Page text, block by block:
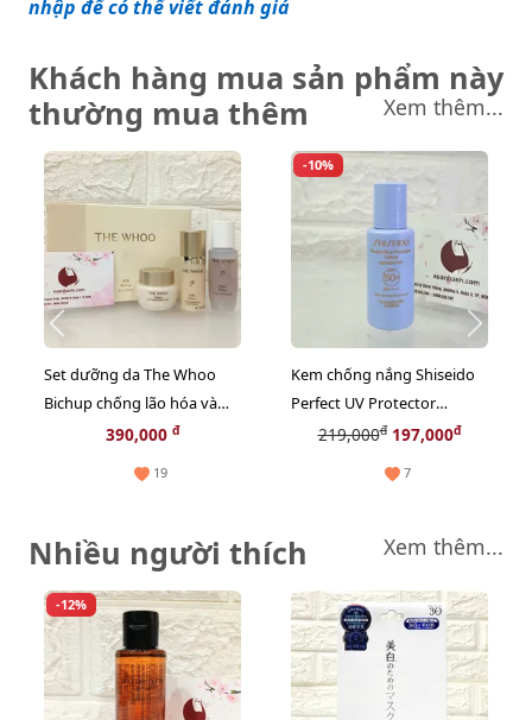
nhập để có thể viết đánh giá
Khách hàng mua sản phẩm này
thường mua thêm
Xem thêm...
Set dưỡng da The Whoo
Bichup chống lão hóa và
nuôi dưỡng tái sinh làn da,
390,000 đ
19
-10%
Kem chống nắng Shiseido
Perfect UV Protector
Sensitive bảo vệ toàn diện
219,000đ197,000đ
7
Nhiều người thích Xem thêm...
-12%